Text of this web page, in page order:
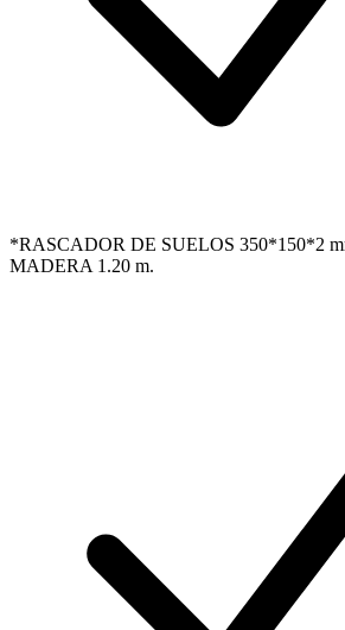
*RASCADOR DE SUELOS 350*150*2
MADERA 1.20 m.